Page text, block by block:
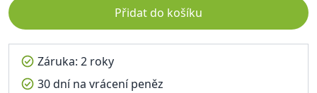
Přidat do košíku
Záruka: 2 roky
30 dní na vrácení peněz